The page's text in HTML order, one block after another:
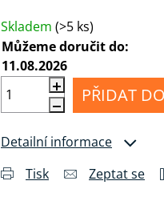
pro
sluchátka
Anténní
kabely
a
drobné
příslušenství
Skladem (>5 ks)
Můžeme doručit do:
11.08.2026
PŘIDAT
Detailní informace
Tisk
Zeptat se